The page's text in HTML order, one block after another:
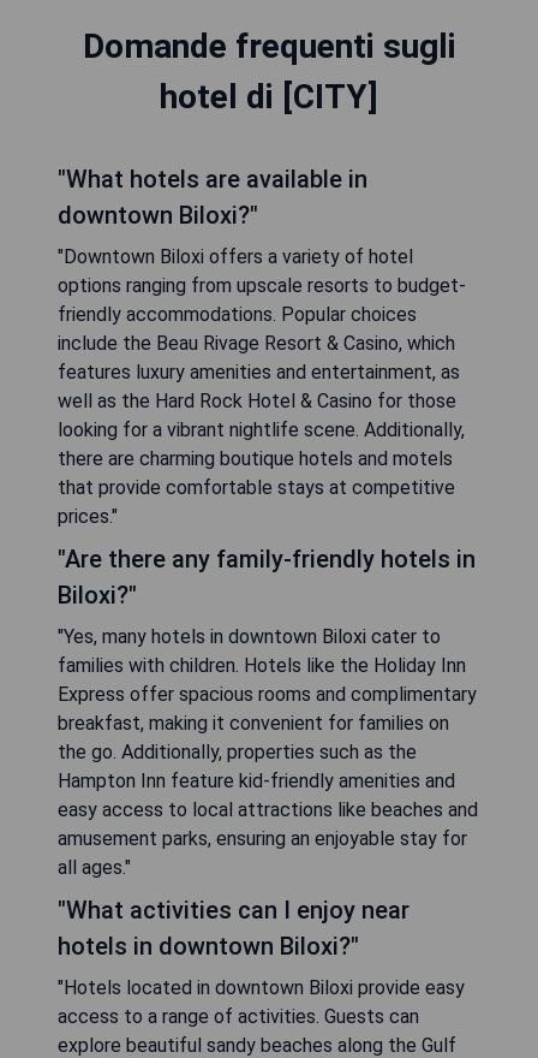
Domande frequenti sugli
hotel di [CITY]
"What hotels are available in
downtown Biloxi?"
"Downtown Biloxi offers a variety of hotel
options ranging from upscale resorts to budget-
friendly accommodations. Popular choices
include the Beau Rivage Resort & Casino, which
features luxury amenities and entertainment, as
well as the Hard Rock Hotel & Casino for those
looking for a vibrant nightlife scene. Additionally,
there are charming boutique hotels and motels
that provide comfortable stays at competitive
prices."
"Are there any family-friendly hotels in
Biloxi?"
"Yes, many hotels in downtown Biloxi cater to
families with children. Hotels like the Holiday Inn
Express offer spacious rooms and complimentary
breakfast, making it convenient for families on
the go. Additionally, properties such as the
Hampton Inn feature kid-friendly amenities and
easy access to local attractions like beaches and
amusement parks, ensuring an enjoyable stay for
all ages."
"What activities can I enjoy near
hotels in downtown Biloxi?"
"Hotels located in downtown Biloxi provide easy
access to a range of activities. Guests can
explore beautiful sandy beaches along the Gulf